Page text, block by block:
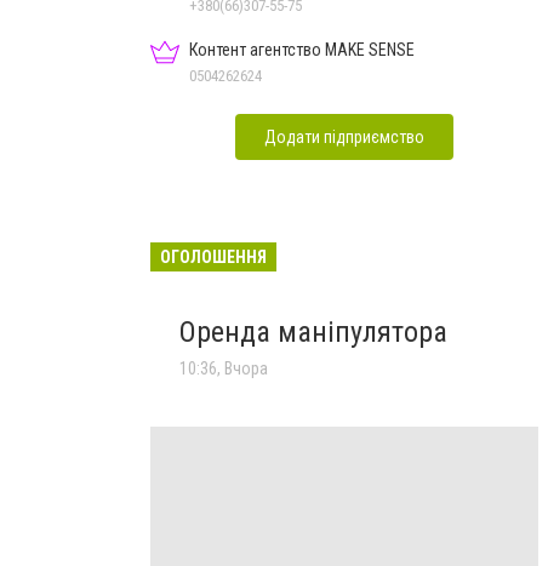
+380(66)307-55-75
Контент агентство MAKE SENSE
0504262624
Додати підприємство
ОГОЛОШЕННЯ
Оренда маніпулятора
10:36, Вчора